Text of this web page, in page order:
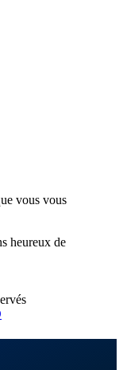
vous vous
heureux de